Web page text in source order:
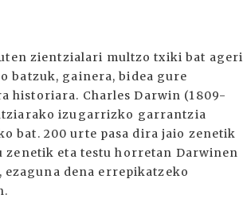
zientzialari multzo txiki bat ageri
batzuk, gainera, bidea gure
historiara. Charles Darwin (1809-
izugarrizko garrantzia
bat. 200 urte pasa dira jaio zenetik
eta testu horretan Darwinen
dena errepikatzeko